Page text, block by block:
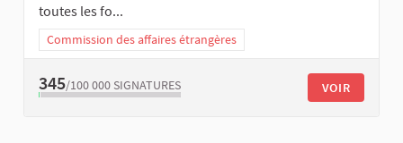
toutes les fo...
Commission des affaires étrangères
345/100 000 SIGNATURES VOIR